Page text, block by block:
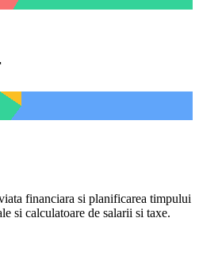
financiara si planificarea timpului
si calculatoare de salarii si taxe.